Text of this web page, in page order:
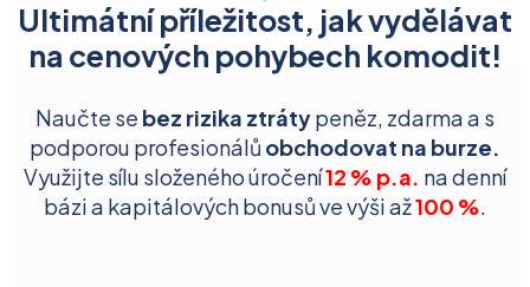
Ultimátní příležitost, jak vydělávat
na cenových pohybech komodit!
Naučte se bez rizika ztrátypeněz, zdarma a s
podporou profesionálů obchodovat na burze.
Využijte sílu složeného úročení12 % p.a. na denní
bázi a kapitálových bonusů ve výši až100 %.